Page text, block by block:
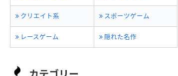
クリエイト系 スポーツゲーム
レースゲーム 隠れた名作